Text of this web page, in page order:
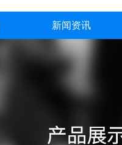
新闻资讯